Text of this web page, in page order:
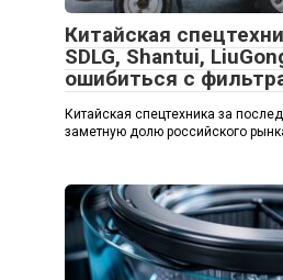
Китайская
SDLG, Shantui,
ошибиться с
Китайская спецтехника за
заметную долю российского